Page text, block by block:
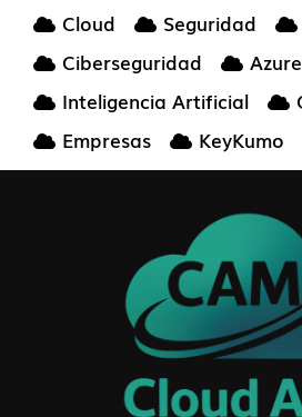
Cloud
Seguridad
Ciberseguridad
Azure
Inteligencia Artificial
Empresas
KeyKumo